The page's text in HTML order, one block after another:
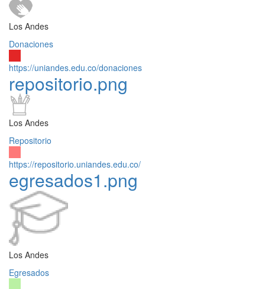
Los Andes
Donaciones
https://uniandes.edu.co/donaciones
repositorio.png
Los Andes
Repositorio
https://repositorio.uniandes.edu.co/
egresados1.png
Los Andes
Egresados